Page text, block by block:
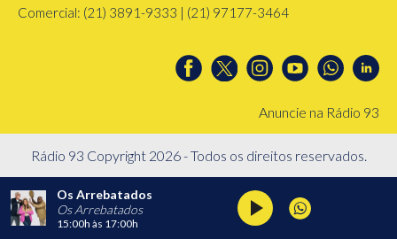
Comercial: (21) 3891-9333 | (21) 97177-3464
Anuncie na Rádio 93
Rádio 93 Copyright 2026 - Todos os direitos reservados.
Os Arrebatados
Os Arrebatados
15:00h às 17:00h